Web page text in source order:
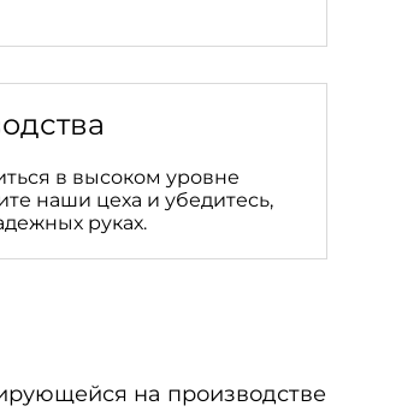
в высоком уровне
наши цеха и убедитесь,
руках.
на производстве